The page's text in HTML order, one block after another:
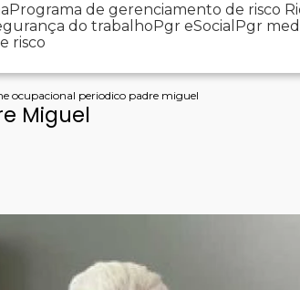
Programa de gerenciamento de risco
do trabalho Pgr eSocial Pgr
risco
ocupacional periodico padre miguel
Miguel